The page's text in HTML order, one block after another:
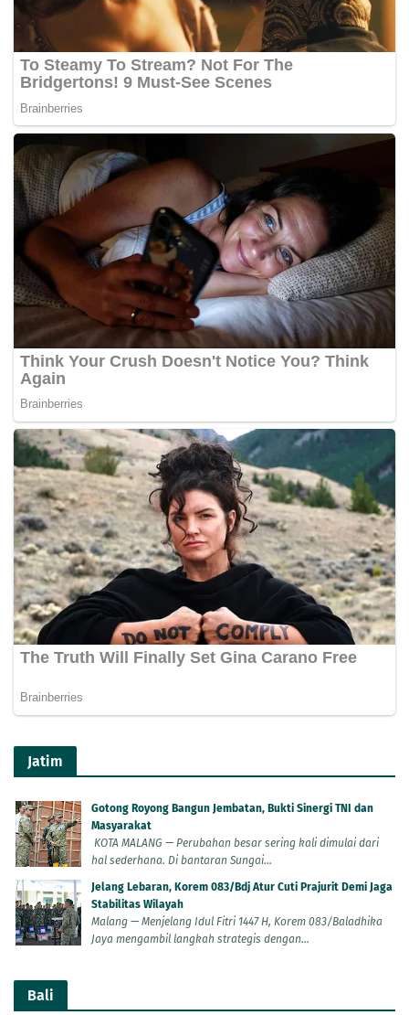
Jatim
Gotong Royong Bangun Jembatan, Bukti Sinergi TNI dan
Masyarakat
KOTA MALANG — Perubahan besar sering kali dimulai dari
hal sederhana. Di bantaran Sungai...
Jelang Lebaran, Korem 083/Bdj Atur Cuti Prajurit Demi Jaga
Stabilitas Wilayah
Malang — Menjelang Idul Fitri 1447 H, Korem 083/Baladhika
Jaya mengambil langkah strategis dengan...
Bali